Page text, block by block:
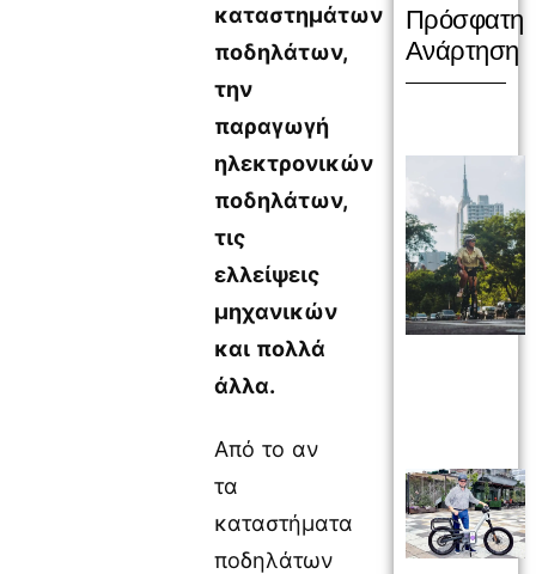
καταστημάτων
ποδηλάτων,
την
παραγωγή
ηλεκτρονικών
ποδηλάτων,
τις
ελλείψεις
μηχανικών
και πολλά
άλλα.
Από το αν
τα
καταστήματα
ποδηλάτων
Πρόσφατη
Ανάρτηση